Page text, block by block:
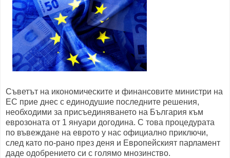
Съветът на икономическите и финансовите министри на
ЕС прие днес с единодушие последните решения,
необходими за присъединяването на България към
еврозоната от 1 януари догодина. С това процедурата
по въвеждане на еврото у нас официално приключи,
след като по-рано през деня и Европейският парламент
даде одобрението си с голямо мнозинство.